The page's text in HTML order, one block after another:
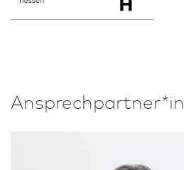
Ansprech­partner*in